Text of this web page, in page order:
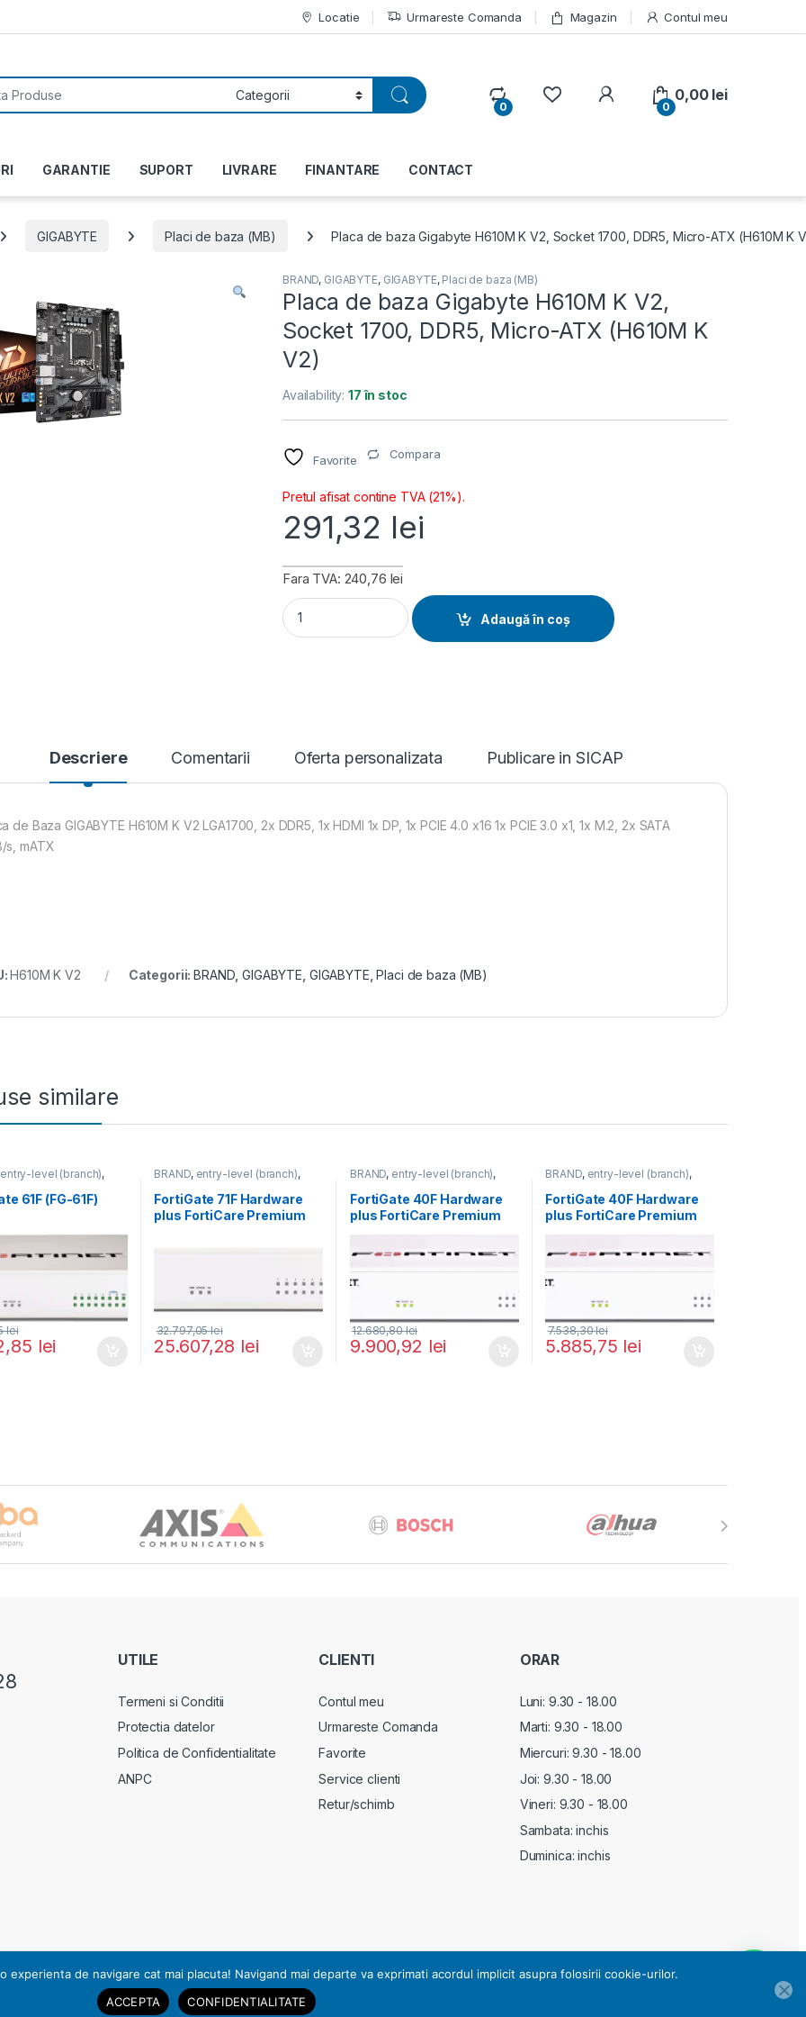
Locatie Urmareste Comanda Magazin Contul meu
0
My Account
0
0,00 lei
GARANTIE SUPORT LIVRARE FINANTARE CONTACT
GIGABYTE Placi de baza (MB) Placa de baza Gigabyte H610M K V2, Socket 1700, DDR5, Micro-ATX (H610M K
BRAND, GIGABYTE, GIGABYTE, Placi de baza (MB)
Placa de baza Gigabyte H610M K V2,
Socket 1700, DDR5, Micro-ATX (H610M K
V2)
Availability:17 în stoc
Favorite Compara
Pretul afisat contine TVA (21%).
291,32 lei
Fara TVA: 240,76 lei
Placa de baza Gigabyte H610M K V2, Socket 1700, DDR5, Micro-ATX (H610M K
Adaugă în coș
Descriere Comentarii Oferta personalizata Publicare in SICAP
de Baza GIGABYTE H610M K V2 LGA1700, 2x DDR5, 1x HDMI 1x DP, 1x PCIE 4.0 x16 1x PCIE 3.0 x1, 1x M.2, 2x SATA
s, mATX
H610M K V2 Categorii:BRAND,GIGABYTE, GIGABYTE,Placi de baza (MB)
similare
entry-level (branch),
FortiGate 61F
Router&Firewall
61F (FG-61F)
lei
lei
BRAND, entry-level (branch),
FortiGate 71F
Fortinet,Router&Firewall
FortiGate 71F Hardware
plus FortiCare Premium
25.607,28 lei
32.797,05lei
BRAND, entry-level (branch),
FortiGate 40F
Fortinet,Fortinet,
Router&Firewall
FortiGate 40F Hardware
plus FortiCare Premium
9.900,92 lei
12.680,80lei
BRAND, entry-level (branch),
FortiGate 40F
Fortinet,Fortinet,
Router&Firewall
FortiGate 40F Hardware
plus FortiCare Premium
5.885,75 lei
7.538,30lei
UTILE
Termeni si Conditii
Protectia datelor
Politica de Confidentialitate
ANPC
CLIENTI
Contul meu
Urmareste Comanda
Favorite
Service clienti
Retur/schimb
ORAR
Luni: 9.30 - 18.00
Marti: 9.30 - 18.00
Miercuri:9.30 - 18.00
Joi: 9.30 - 18.00
Vineri: 9.30 - 18.00
Sambata: inchis
Duminica: inchis
notificarea nr. 17178 din 13.07.2010.
rezervate | RO23504970 | J2008004760405.
ai nevoie de ajutor?
de navigare cat mai placuta! Navigand mai departe va exprimati acordul implicit asupra folosirii cookie-urilor.
ACCEPTA
CONFIDENTIALITATE